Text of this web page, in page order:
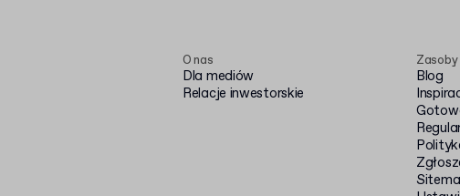
O nas
Dla mediów
Relacje inwestorskie
Zasoby
Blog